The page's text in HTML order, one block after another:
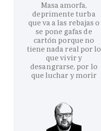
Masa amorfa,
deprimente turba
que va a las rebajas o
se pone gafas de
cartón porque no
tiene nada real por lo
que vivir y
desangrarse, por lo
que luchar y morir